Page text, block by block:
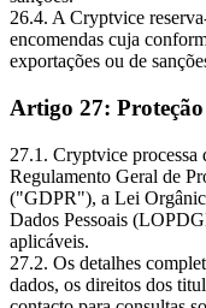
26.4. A Cryptvice
encomendas cuja
exportações ou de
Artigo 27:
27.1. Cryptvice processa
Regulamento Geral de
("GDPR"), a Lei
Dados Pessoais
aplicáveis.
27.2. Os detalhes
dados, os direitos dos